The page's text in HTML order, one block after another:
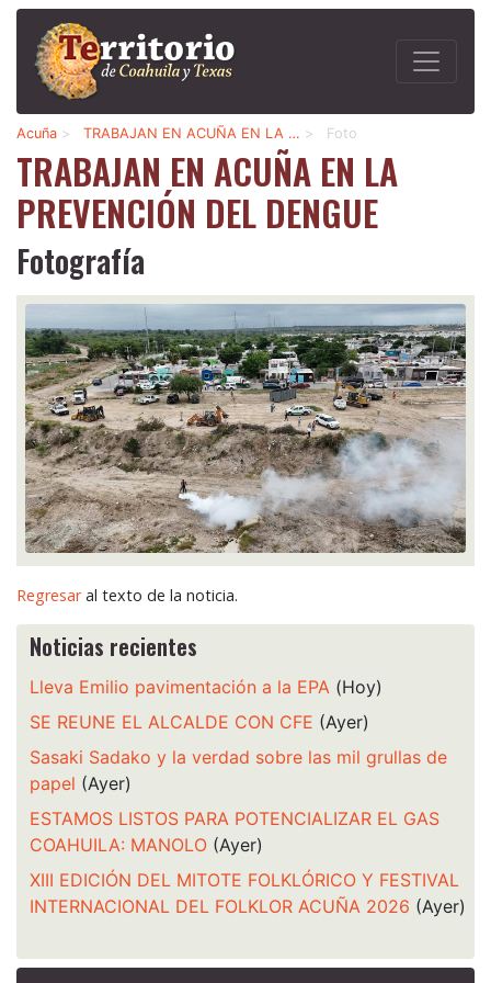
Acuña > TRABAJAN EN ACUÑA EN LA … > Foto
TRABAJAN EN ACUÑA EN LA
PREVENCIÓN DEL DENGUE
Fotografía
Regresaral texto de la noticia.
Noticias recientes
Lleva Emilio pavimentación a la EPA (Hoy)
SE REUNE EL ALCALDE CON CFE (Ayer)
Sasaki Sadako y la verdad sobre las mil grullas de
papel (Ayer)
ESTAMOS LISTOS PARA POTENCIALIZAR EL GAS
COAHUILA: MANOLO (Ayer)
XIII EDICIÓN DEL MITOTE FOLKLÓRICO Y FESTIVAL
INTERNACIONAL DEL FOLKLOR ACUÑA 2026 (Ayer)